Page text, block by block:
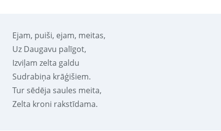
Ejam, puiši, ejam, meitas,
Uz Daugavu palīgot,
Izviļam zelta galdu
Sudrabiņa krāģišiem.
Tur sēdēja saules meita,
Zelta kroni rakstīdama.